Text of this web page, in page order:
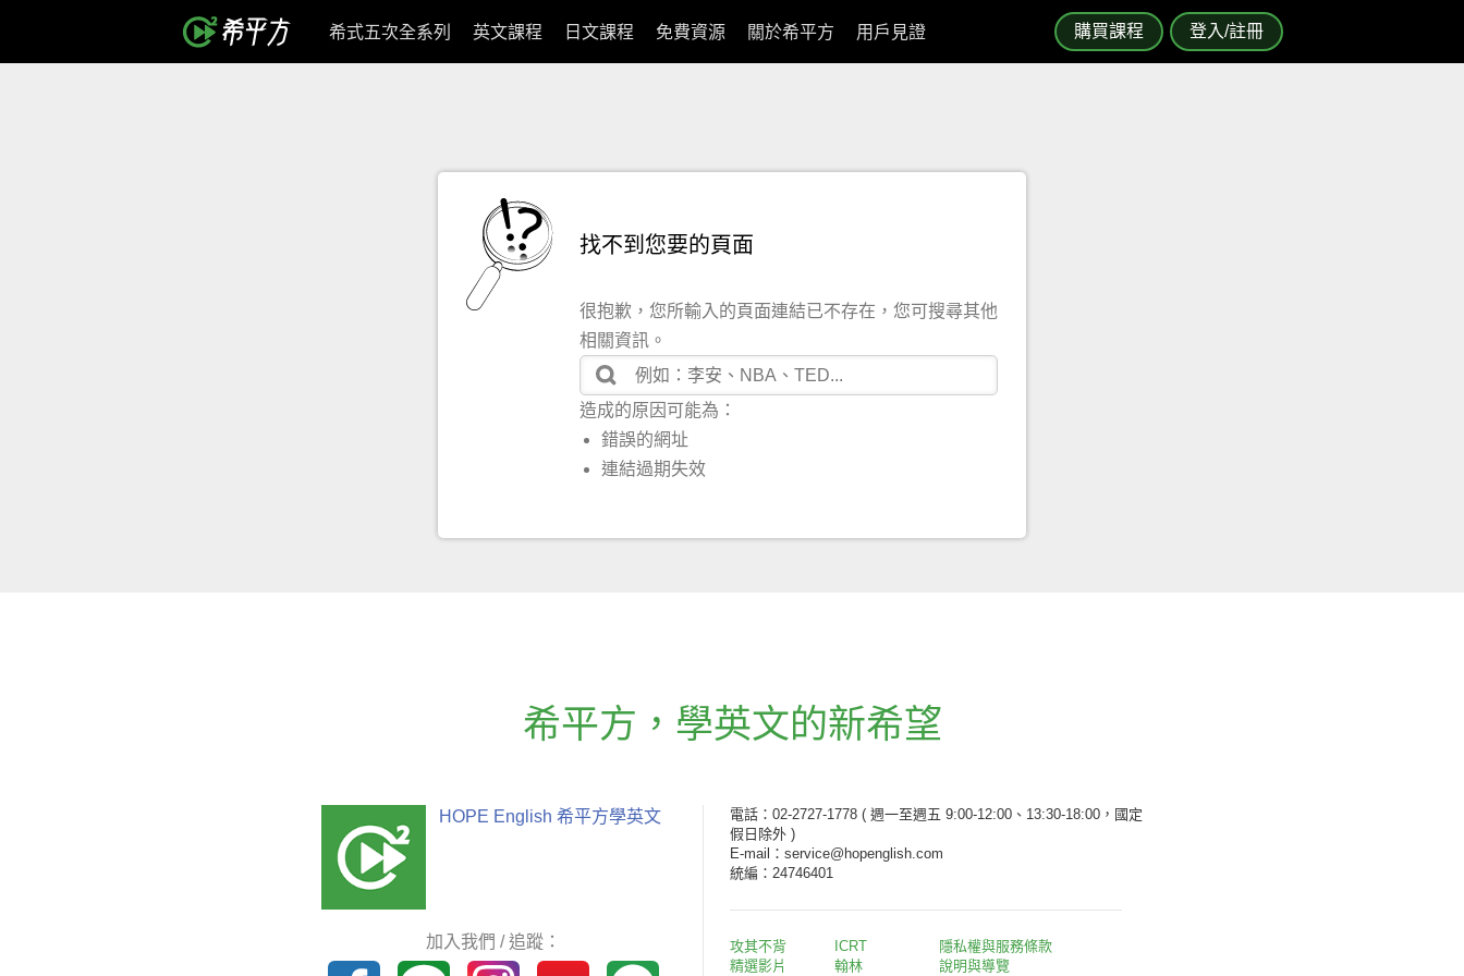
購買課程 登入/註冊
希式五次全系列 英文課程 日文課程 免費資源 關於希平方 用戶見證
找不到您要的頁面
很抱歉，您所輸入的頁面連結已不存在，您可搜尋其他
相關資訊。
造成的原因可能為：
錯誤的網址
連結過期失效
希平方 ， 學英文的新希望
HOPE English 希平方學英文
加入我們 / 追蹤：
電話：02-2727-1778 ( 週一至週五 9:00-12:00、13:30-18:00，國定
假日除外 )
E-mail：service@hopenglish.com
統編：24746401
攻其不背
精選影片
ICRT
翰林
隱私權與服務條款
說明與導覽